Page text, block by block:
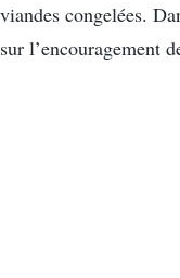
viandes congelées.
sur l’encouragement